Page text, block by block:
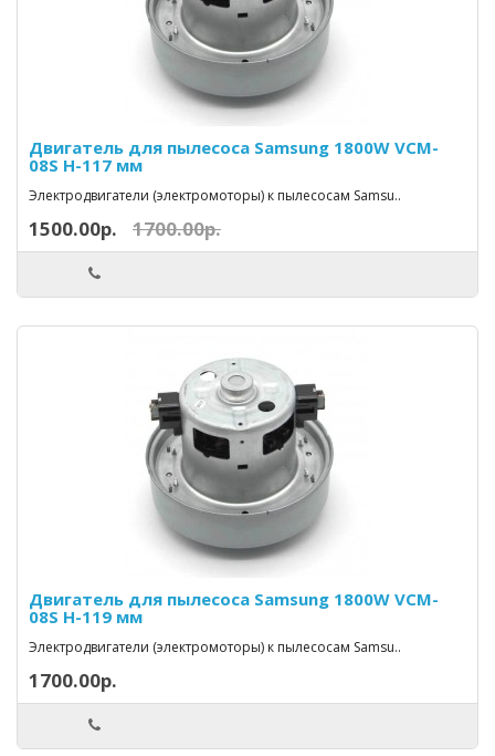
Двигатель для пылесоса Samsung 1800W VCM-
08S H-117 мм
Электродвигатели (электромоторы) к пылесосам Samsu..
1500.00р. 1700.00р.
Двигатель для пылесоса Samsung 1800W VCM-
08S H-119 мм
Электродвигатели (электромоторы) к пылесосам Samsu..
1700.00р.